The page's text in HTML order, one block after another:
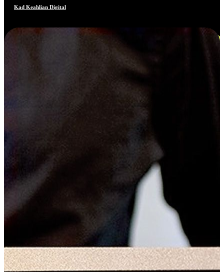
Kad Keahlian Digital